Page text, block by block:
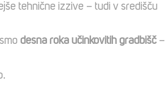
tehnične izzive – tudi v središču
desna roka učinkovitih gradbišč–